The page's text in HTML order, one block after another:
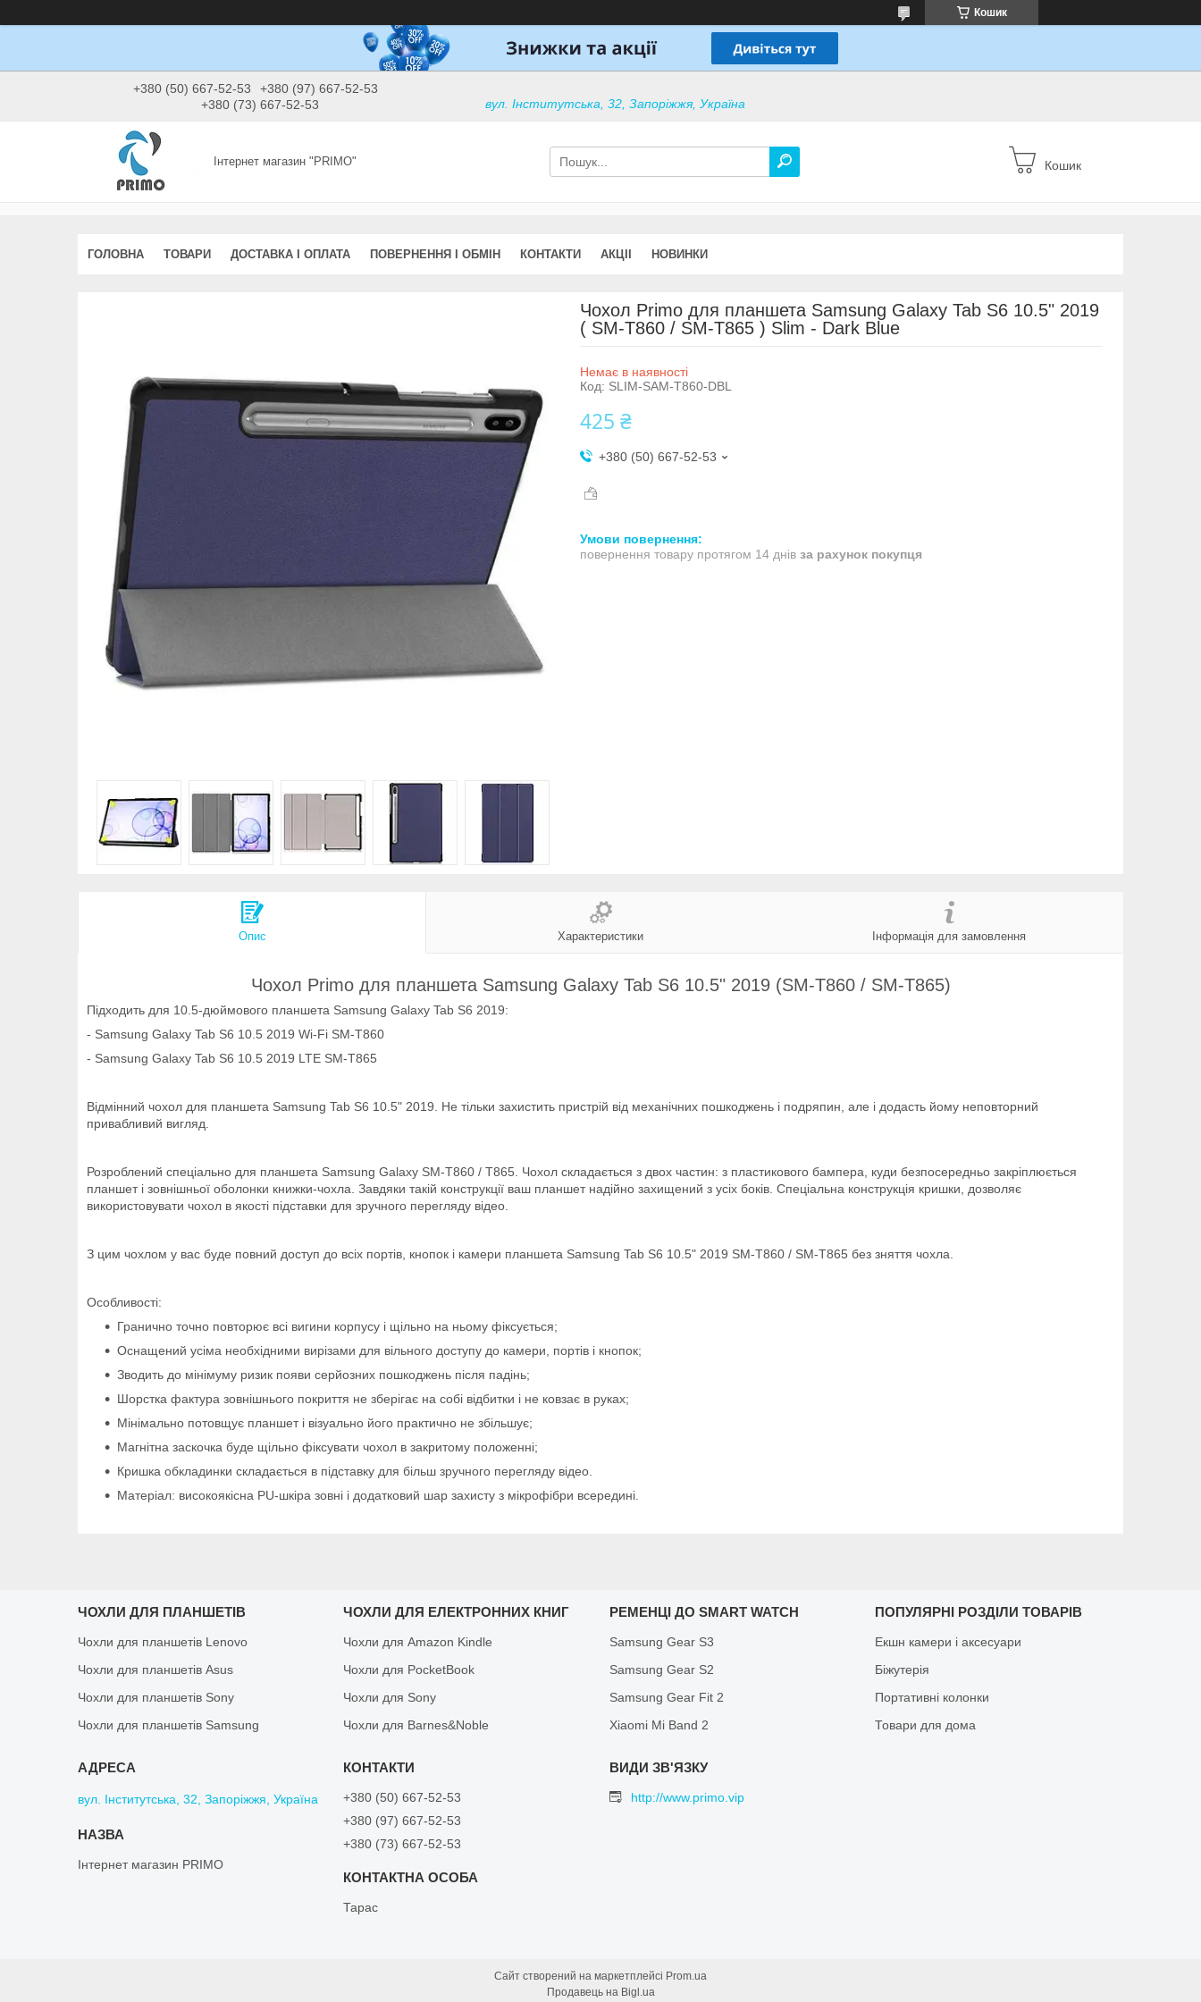
Кошик
+380 (50) 667-52-53
+380 (97) 667-52-53
+380 (73) 667-52-53
вул. Інститутська, 32, Запоріжжя, Україна
Інтернет магазин "PRIMO" Кошик
ГОЛОВНА ТОВАРИ ДОСТАВКА І ОПЛАТА ПОВЕРНЕННЯ І ОБМІН КОНТАКТИ АКЦІІ НОВИНКИ
Чохол Primo для планшета Samsung Galaxy Tab S6 10.5" 2019
( SM-T860 / SM-T865 ) Slim - Dark Blue
Немає в наявності
Код: SLIM-SAM-T860-DBL
425 ₴
+380 (50) 667-52-53
повернення товару протягом 14 днів за рахунок покупця
Опис Характеристики Інформація для замовлення
Чохол Primo для планшета Samsung Galaxy Tab S6 10.5" 2019 (SM-T860 / SM-T865)
Підходить для 10.5-дюймового планшета Samsung Galaxy Tab S6 2019:
- Samsung Galaxy Tab S6 10.5 2019 Wi-Fi SM-T860
- Samsung Galaxy Tab S6 10.5 2019 LTE SM-T865
Відмінний чохол для планшета Samsung Tab S6 10.5" 2019. Не тільки захистить пристрій від механічних пошкоджень і подряпин, але і додасть йому неповторний
привабливий вигляд.
Розроблений спеціально для планшета Samsung Galaxy SM-T860 / T865. Чохол складається з двох частин: з пластикового бампера, куди безпосередньо закріплюється
планшет і зовнішньої оболонки книжки-чохла. Завдяки такій конструкції ваш планшет надійно захищений з усіх боків. Спеціальна конструкція кришки, дозволяє
використовувати чохол в якості підставки для зручного перегляду відео.
З цим чохлом у вас буде повний доступ до всіх портів, кнопок і камери планшета Samsung Tab S6 10.5" 2019 SM-T860 / SM-T865 без зняття чохла.
Особливості:
Гранично точно повторює всі вигини корпусу і щільно на ньому фіксується;
Оснащений усіма необхідними вирізами для вільного доступу до камери, портів і кнопок;
Зводить до мінімуму ризик появи серйозних пошкоджень після падінь;
Шорстка фактура зовнішнього покриття не зберігає на собі відбитки і не ковзає в руках;
Мінімально потовщує планшет і візуально його практично не збільшує;
Магнітна заскочка буде щільно фіксувати чохол в закритому положенні;
Кришка обкладинки складається в підставку для більш зручного перегляду відео.
Матеріал: високоякісна PU-шкіра зовні і додатковий шар захисту з мікрофібри всередині.
ЧОХЛИ ДЛЯ ПЛАНШЕТІВ
Чохли для планшетів Lenovo
Чохли для планшетів Asus
Чохли для планшетів Sony
Чохли для планшетів Samsung
ЧОХЛИ ДЛЯ ЕЛЕКТРОННИХ КНИГ
Чохли для Amazon Kindle
Чохли для PocketBook
Чохли для Sony
Чохли для Barnes&Noble
РЕМЕНЦІ ДО SMART WATCH
Samsung Gear S3
Samsung Gear S2
Samsung Gear Fit 2
Xiaomi Mi Band 2
ПОПУЛЯРНІ РОЗДІЛИ ТОВАРІВ
Екшн камери і аксесуари
Біжутерія
Портативні колонки
Товари для дома
вул. Інститутська, 32, Запоріжжя, Україна
Інтернет магазин PRIMO
+380 (50) 667-52-53
+380 (97) 667-52-53
+380 (73) 667-52-53
Тарас
http://www.primo.vip
Сайт створений на маркетплейсі Prom.ua
Продавець на Bigl.ua